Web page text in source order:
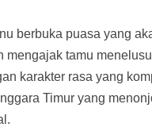
berbuka puasa yang
mengajak tamu
karakter rasa yang
Timur yang